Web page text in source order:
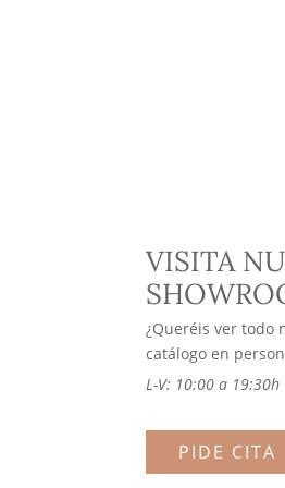
VISITA
¿Queréis ver todo
catálogo en
L-V: 10:00 a 19:30h
PIDE CITA